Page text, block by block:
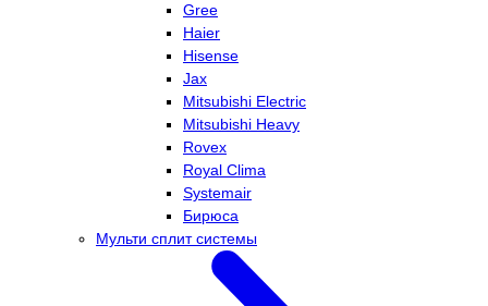
Gree
Haier
Hisense
Jax
Mitsubishi Electric
Mitsubishi Heavy
Rovex
Royal Clima
Systemair
Бирюса
Мульти сплит системы